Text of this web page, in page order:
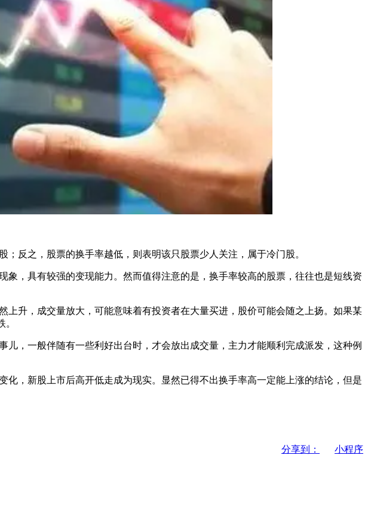
反之，股票的换手率越低，则表明该只股票少人关注，属于冷门股。
，具有较强的变现能力。然而值得注意的是，换手率较高的股票，往往也是短线资
升，成交量放大，可能意味着有投资者在大量买进，股价可能会随之上扬。如果某
，一般伴随有一些利好出台时，才会放出成交量，主力才能顺利完成派发，这种例
，新股上市后高开低走成为现实。显然已得不出换手率高一定能上涨的结论，但是
分享到：
小程序